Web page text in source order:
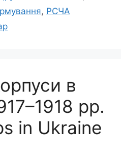
, РСЧА
в
рр.
in Ukraine